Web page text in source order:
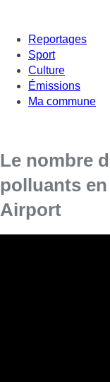
Reportages
Sport
Culture
Émissions
Ma commune
Le nombre
polluants
Airport
étude sur les
Cette étude a été